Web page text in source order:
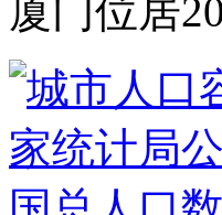
厦门位居